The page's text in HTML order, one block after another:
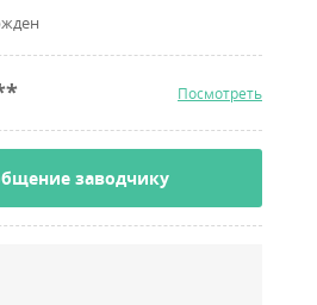
Посмотреть
заводчику